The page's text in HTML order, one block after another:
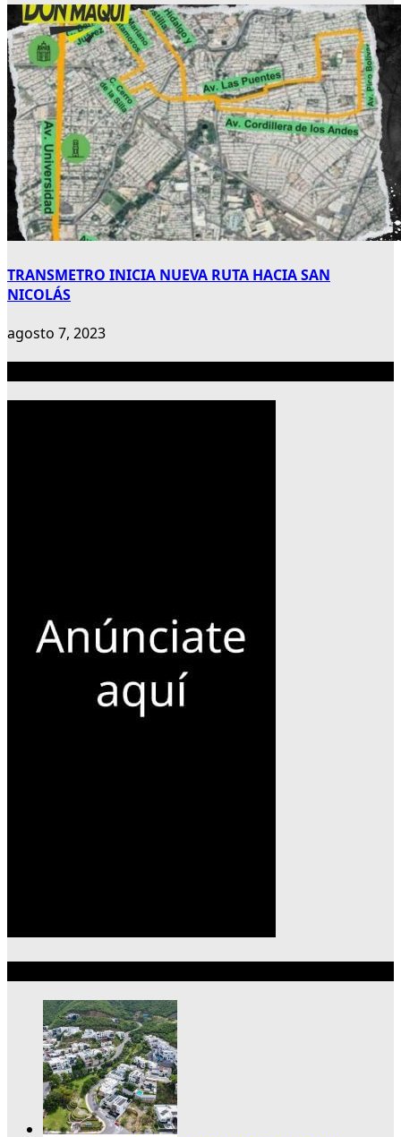
TRANSMETRO INICIA NUEVA RUTA HACIA SAN
NICOLÁS
agosto 7, 2023